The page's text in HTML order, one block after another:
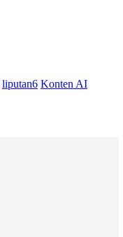
liputan6 Konten AI